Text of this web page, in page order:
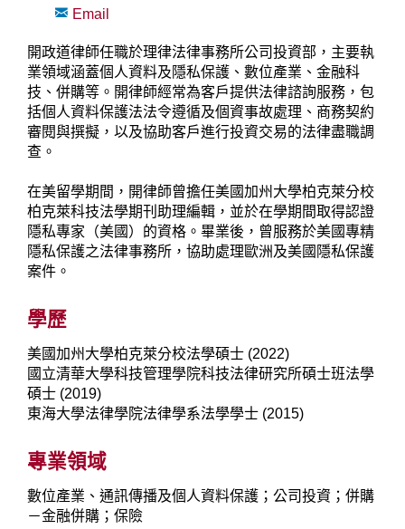
Email
開政道律師任職於理律法律事務所公司投資部，主要執
業領域涵蓋個人資料及隱私保護、數位產業、金融科
技、併購等。開律師經常為客戶提供法律諮詢服務，包
括個人資料保護法法令遵循及個資事故處理、商務契約
審閱與撰擬，以及協助客戶進行投資交易的法律盡職調
查。
在美留學期間，開律師曾擔任美國加州大學柏克萊分校
柏克萊科技法學期刊助理編輯，並於在學期間取得認證
隱私專家（美國）的資格。畢業後，曾服務於美國專精
隱私保護之法律事務所，協助處理歐洲及美國隱私保護
案件。
學歷
美國加州大學柏克萊分校法學碩士 (2022)
國立清華大學科技管理學院科技法律研究所碩士班法學
碩士 (2019)
東海大學法律學院法律學系法學學士 (2015)
專業領域
數位產業、通訊傳播及個人資料保護；公司投資；併購
－金融併購；保險